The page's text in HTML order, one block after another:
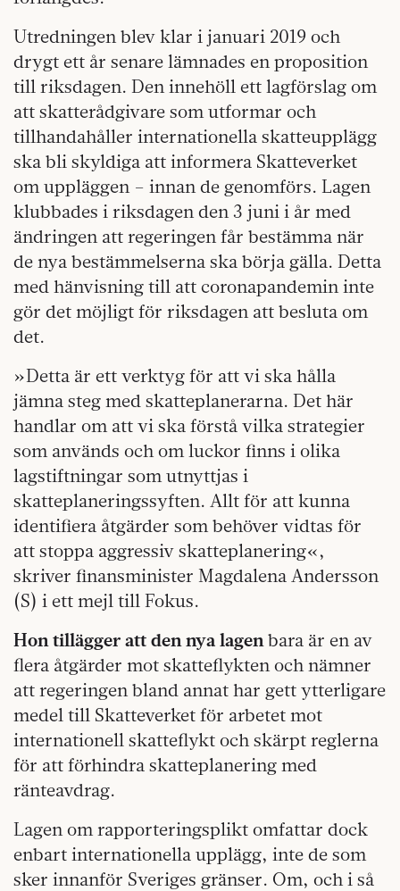
Utredningen blev klar i januari 2019 och
drygt ett år senare lämnades en proposition
till riksdagen. Den innehöll ett lagförslag om
att skatterådgivare som utformar och
tillhandahåller internationella skatteupplägg
ska bli skyldiga att informera Skatteverket
om uppläggen – innan de genomförs. Lagen
klubbades i riksdagen den 3 juni i år med
ändringen att regeringen får bestämma när
de nya bestämmelserna ska börja gälla. Detta
med hänvisning till att coronapandemin inte
gör det möjligt för riksdagen att besluta om
det.
»Detta är ett verktyg för att vi ska hålla
jämna steg med skatteplanerarna. Det här
handlar om att vi ska förstå vilka strategier
som används och om luckor finns i olika
lagstiftningar som utnyttjas i
skatteplaneringssyften. Allt för att kunna
identifiera åtgärder som behöver vidtas för
att stoppa aggressiv skatteplanering«,
skriver finansminister Magdalena Andersson
(S) i ett mejl till Fokus.
Hon tillägger att den nya lagen bara är en av
flera åtgärder mot skatteflykten och nämner
att regeringen bland annat har gett ytterligare
medel till Skatteverket för arbetet mot
internationell skatteflykt och skärpt reglerna
för att förhindra skatteplanering med
ränteavdrag.
Lagen om rapporteringsplikt omfattar dock
enbart internationella upplägg, inte de som
sker innanför Sveriges gränser. Om, och i så